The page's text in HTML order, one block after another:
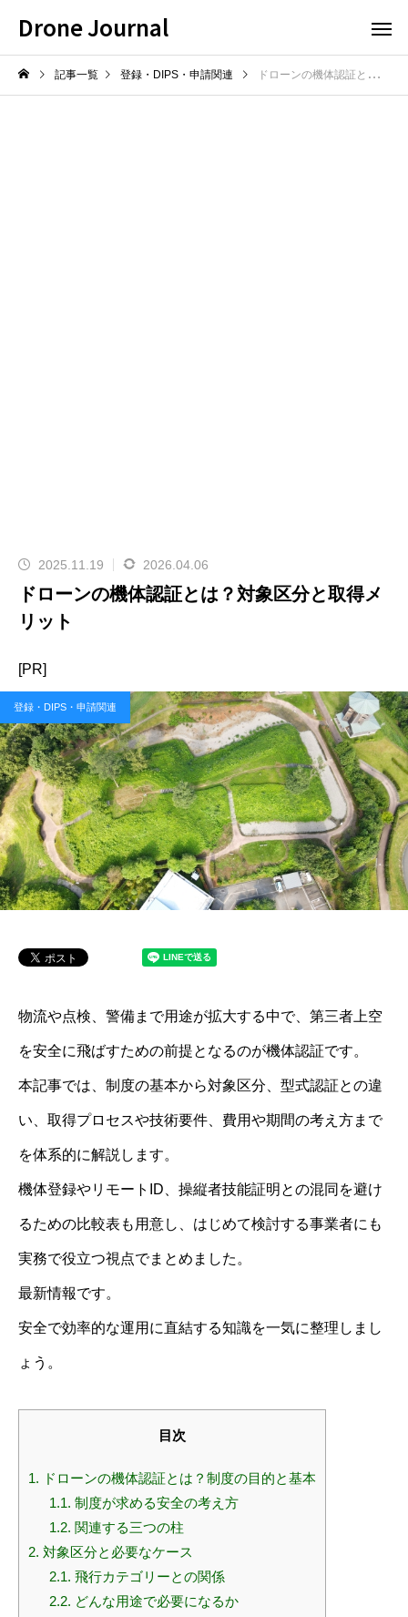
Drone Journal
記事一覧 登録・DIPS・申請関連 ドローンの機体認証とは？対象区分と取得メリット
2025.11.19 2026.04.06
ドローンの機体認証とは？対象区分と取得メ
リット
[PR]
登録・DIPS・申請関連
物流や点検、警備まで用途が拡大する中で、第三者上空
を安全に飛ばすための前提となるのが機体認証です。
本記事では、制度の基本から対象区分、型式認証との違
い、取得プロセスや技術要件、費用や期間の考え方まで
を体系的に解説します。
機体登録やリモートID、操縦者技能証明との混同を避け
るための比較表も用意し、はじめて検討する事業者にも
実務で役立つ視点でまとめました。
最新情報です。
安全で効率的な運用に直結する知識を一気に整理しまし
ょう。
目次
1. ドローンの機体認証とは？制度の目的と基本
1.1. 制度が求める安全の考え方
1.2. 関連する三つの柱
2. 対象区分と必要なケース
2.1. 飛行カテゴリーとの関係
2.2. どんな用途で必要になるか